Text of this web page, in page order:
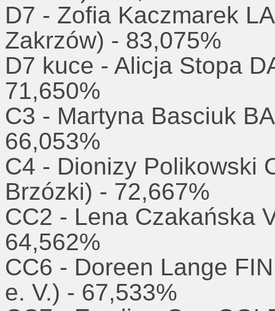
D7 - Zofia Kaczmarek
Zakrzów) - 83,075%
D7 kuce - Alicja Stopa
71,650%
C3 - Martyna Basciuk
66,053%
C4 - Dionizy Polikowski
Brzózki) - 72,667%
CC2 - Lena Czakańska
64,562%
CC6 - Doreen Lange
e. V.) - 67,533%